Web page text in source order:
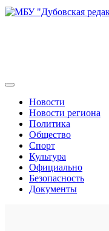
Новости
Новости региона
Политика
Общество
Спорт
Культура
Официально
Безопасность
Документы